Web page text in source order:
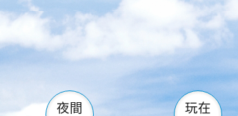
南仁湖
滿州 佳樂水
森林遊樂區
墾管處遊客中心
社頂公園 風吹沙
船帆石 龍磐公園
香蕉灣 龍坑
鵝鑾鼻
夜間
玩在